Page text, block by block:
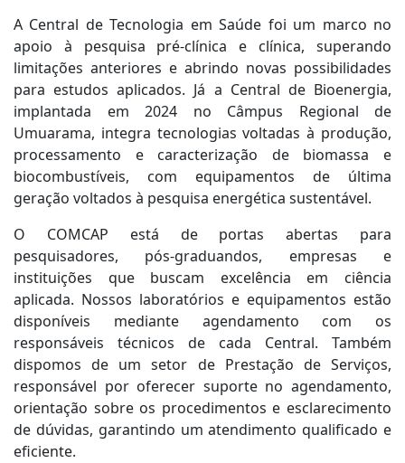
A Central de Tecnologia em Saúde foi um marco no
apoio à pesquisa pré-clínica e clínica, superando
limitações anteriores e abrindo novas possibilidades
para estudos aplicados. Já a Central de Bioenergia,
implantada em 2024 no Câmpus Regional de
Umuarama, integra tecnologias voltadas à produção,
processamento e caracterização de biomassa e
biocombustíveis, com equipamentos de última
geração voltados à pesquisa energética sustentável.
O COMCAP está de portas abertas para
pesquisadores, pós-graduandos, empresas e
instituições que buscam excelência em ciência
aplicada. Nossos laboratórios e equipamentos estão
disponíveis mediante agendamento com os
responsáveis técnicos de cada Central. Também
dispomos de um setor de Prestação de Serviços,
responsável por oferecer suporte no agendamento,
orientação sobre os procedimentos e esclarecimento
de dúvidas, garantindo um atendimento qualificado e
eficiente.